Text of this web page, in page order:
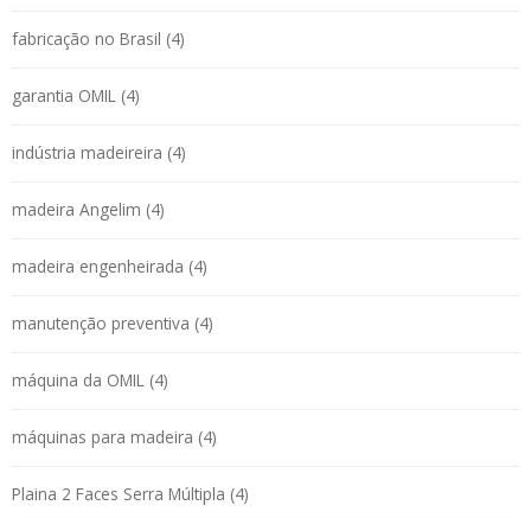
fabricação no Brasil (4)
garantia OMIL (4)
indústria madeireira (4)
madeira Angelim (4)
madeira engenheirada (4)
manutenção preventiva (4)
máquina da OMIL (4)
máquinas para madeira (4)
Plaina 2 Faces Serra Múltipla (4)